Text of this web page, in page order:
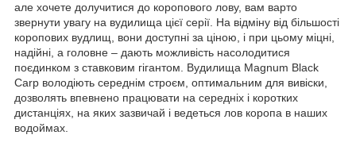
але хочете долучитися до коропового лову, вам варто
звернути увагу на вудилища цієї серії. На відміну від більшості
коропових вудлищ, вони доступні за ціною, і при цьому міцні,
надійні, а головне – дають можливість насолодитися
поєдинком з ставковим гігантом. Вудилища Magnum Black
Carp володіють середнім строєм, оптимальним для вивіски,
дозволять впевнено працювати на середніх і коротких
дистанціях, на яких зазвичай і ведеться лов коропа в наших
водоймах.